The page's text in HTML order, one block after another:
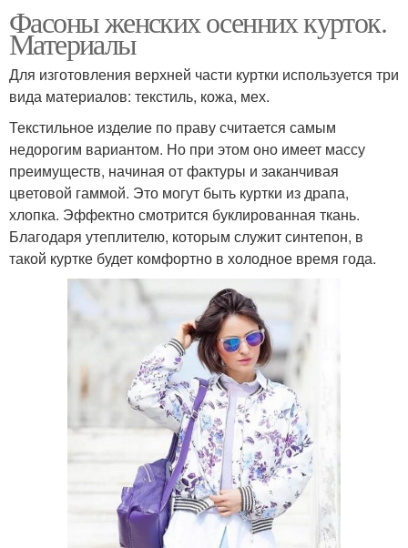
Фасоны женских осенних курток.
Материалы
Для изготовления верхней части куртки используется три
вида материалов: текстиль, кожа, мех.
Текстильное изделие по праву считается самым
недорогим вариантом. Но при этом оно имеет массу
преимуществ, начиная от фактуры и заканчивая
цветовой гаммой. Это могут быть куртки из драпа,
хлопка. Эффектно смотрится буклированная ткань.
Благодаря утеплителю, которым служит синтепон, в
такой куртке будет комфортно в холодное время года.